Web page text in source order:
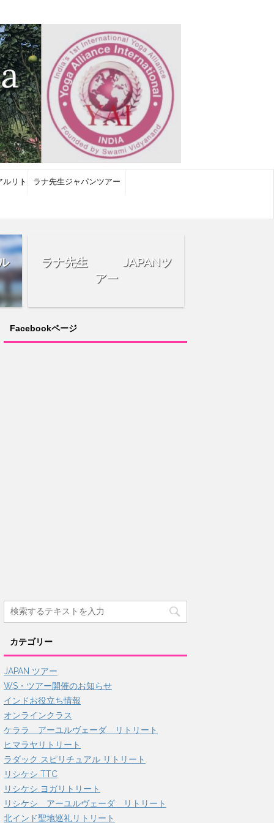
リト ラナ先生ジャパンツアー
ラナ先生 JAPANツ
アー
Facebookページ
カテゴリー
JAPAN ツアー
WS・ツアー開催のお知らせ
インドお役立ち情報
オンラインクラス
ケララ アーユルヴェーダ リトリート
ヒマラヤリトリート
ラダック スピリチュアル リトリート
リシケシ TTC
リシケシ ヨガリトリート
リシケシ アーユルヴェーダ リトリート
北インド聖地巡礼リトリート